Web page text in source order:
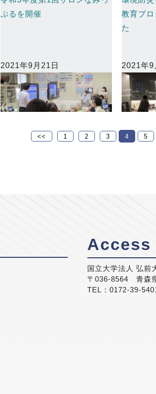
ぷるを開催
2021年9月21日
教育プ
た
2021年9
<< 1 2 3 4 5
Access
国立大学法人 弘前
〒036-8564 青森
TEL：0172-39-